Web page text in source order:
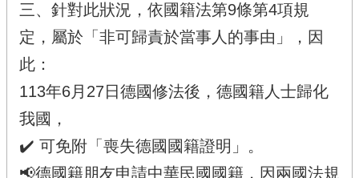
三、針對此狀況，依國籍法第9條第4項規
定，屬於「非可歸責於當事人的事由」，因
此：
113年6月27日德國修法後，德國籍人士歸化
我國，
✔️ 可免附「喪失德國國籍證明」。
📢德國籍朋友申請中華民國國籍，因兩國法規